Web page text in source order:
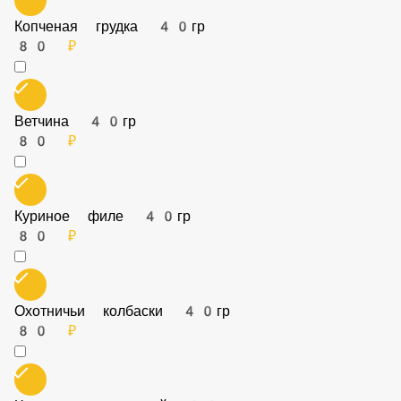
Копченая грудка 40гр
80 ₽
Ветчина 40гр
80 ₽
Куриное филе 40гр
80 ₽